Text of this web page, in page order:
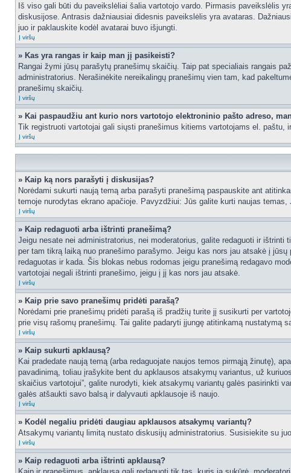
Iš viso gali būti du paveikslėliai šalia vartotojo vardo. Pirmasis paveikslėlis
diskusijose. Antrasis dažniausiai didesnis paveikslėlis yra avataras.
juo ir paklauskite kodėl avatarai buvo išjungti.
Į viršų
» Kas yra rangas ir kaip man jį pasikeisti?
Rangai žymi jūsų parašytų pranešimų skaičių. Taip pat specialiais rangais
administratorius. Nerašinėkite nereikalingų pranešimų vien tam, kad
pranešimų skaičių.
Į viršų
» Kai paspaudžiu ant kurio nors vartotojo elektroninio pašto adreso,
Tik registruoti vartotojai gali siųsti pranešimus kitiems vartotojams el. paštu,
Į viršų
» Kaip ką nors parašyti į diskusijas?
Norėdami sukurti naują temą arba parašyti pranešimą paspauskite ant
temoje nurodytas ekrano apačioje. Pavyzdžiui: Jūs galite kurti naujas
Į viršų
» Kaip redaguoti arba ištrinti pranešimą?
Jeigu nesate nei administratorius, nei moderatorius, galite redaguoti ir
per tam tikrą laiką nuo pranešimo parašymo. Jeigu kas nors jau atsakė į
redaguotas ir kada. Šis blokas nebus rodomas jeigu pranešimą redagavo
vartotojai negali ištrinti pranešimo, jeigu į jį kas nors jau atsakė.
Į viršų
» Kaip prie savo pranešimų pridėti parašą?
Norėdami prie pranešimų pridėti parašą iš pradžių turite jį susikurti per
prie visų rašomų pranešimų. Tai galite padaryti įjungę atitinkamą nustatymą
Į viršų
» Kaip sukurti apklausą?
Kai pradedate naują temą (arba redaguojate naujos temos pirmąją žinutę),
pavadinimą, toliau įrašykite bent du apklausos atsakymų variantus, už
skaičius vartotojui”, galite nurodyti, kiek atsakymų variantų galės pasirinkti
galės atšaukti savo balsą ir dalyvauti apklausoje iš naujo.
Į viršų
» Kodėl negaliu pridėti daugiau apklausos atsakymų variantų?
Atsakymų variantų limitą nustato diskusijų administratorius. Susisiekite su
Į viršų
» Kaip redaguoti arba ištrinti apklausą?